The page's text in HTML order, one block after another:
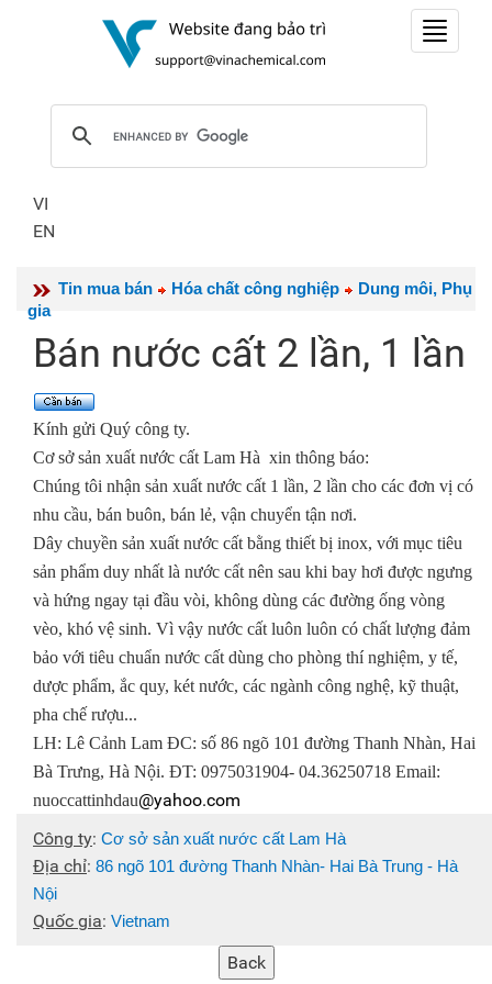
Toggle
VI
EN
Tin mua bán Hóa chất công nghiệp
Dung môi, Phụ
gia
Bán nước cất 2 lần, 1 lần
Kính gửi Quý công ty.
Cơ sở sản xuất nước cất Lam Hà xin thông báo:
Chúng tôi nhận sản xuất nước cất 1 lần, 2 lần cho các đơn vị có
nhu cầu, bán buôn, bán lẻ, vận chuyển tận nơi.
Dây chuyền sản xuất nước cất bằng thiết bị inox, với mục tiêu
sản phẩm duy nhất là nước cất nên sau khi bay hơi được ngưng
và hứng ngay tại đầu vòi, không dùng các đường ống vòng
vèo, khó vệ sinh. Vì vậy nước cất luôn luôn có chất lượng đảm
bảo với tiêu chuẩn nước cất dùng cho phòng thí nghiệm, y tế,
dược phẩm, ắc quy, két nước, các ngành công nghệ, kỹ thuật,
pha chế rượu...
LH: Lê Cảnh Lam ĐC: số 86 ngõ 101 đường Thanh Nhàn, Hai
Bà Trưng, Hà Nội. ĐT: 0975031904- 04.36250718 Email:
nuoccattinhdau@yahoo.com
Công ty: Cơ sở sản xuất nước cất Lam Hà
Địa chỉ: 86 ngõ 101 đường Thanh Nhàn- Hai Bà Trung - Hà
Nội
Quốc gia: Vietnam